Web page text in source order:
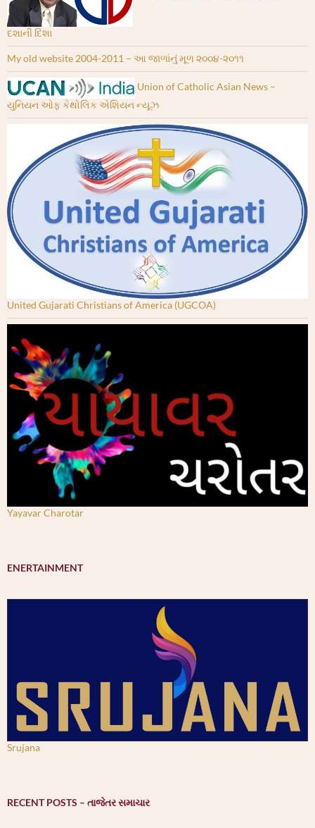
દશાની દિશા
My old website 2004-2011 – આ જાળાંનું મૂળ ૨૦૦૪-૨૦૧૧
Union of Catholic Asian News –
યુનિયન ઓફ કેથોલિક એશિયન ન્યૂઝ
United Gujarati Christians of America (UGCOA)
Yayavar Charotar
ENERTAINMENT
Srujana
RECENT POSTS – તાજેતર સમાચાર